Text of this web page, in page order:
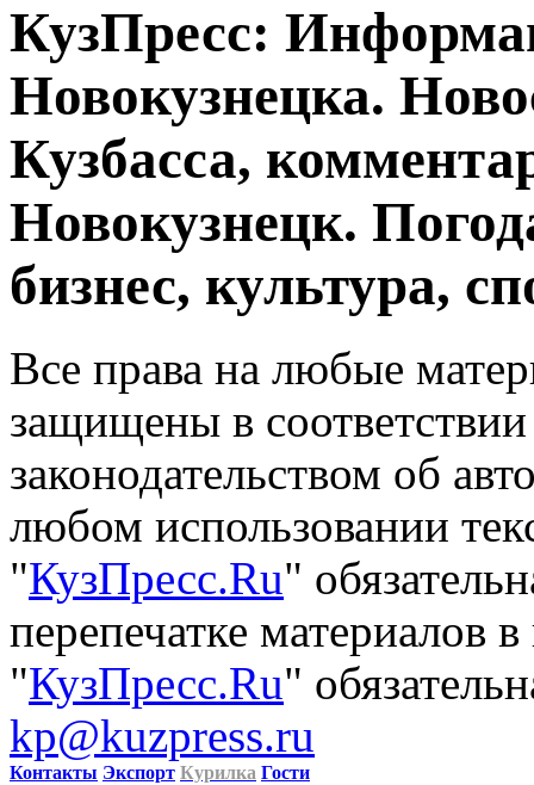
КузПресс:
Новокузнецка.
Кузбасса,
Новокузнецк.
бизнес, культура,
Все права на любые
защищены в
законодательством об
любом использовании
"КузПресс.Ru"
перепечатке материалов
"КузПресс.Ru"
kp@kuzpress.ru
Контакты Экспорт Курилка Гости